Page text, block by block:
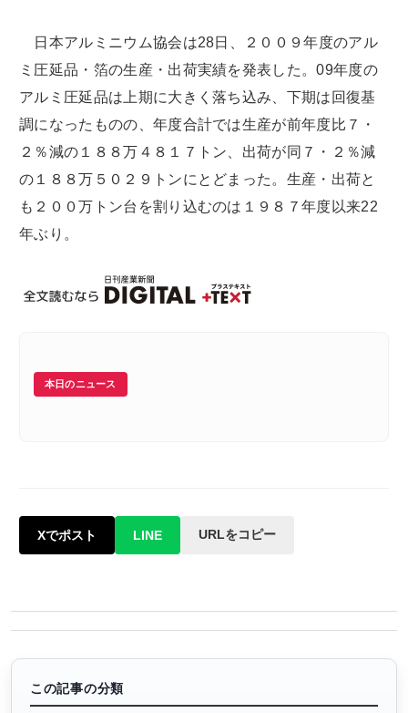
日本アルミニウム協会は28日、２００９年度のアル
ミ圧延品・箔の生産・出荷実績を発表した。09年度の
アルミ圧延品は上期に大きく落ち込み、下期は回復基
調になったものの、年度合計では生産が前年度比７・
２％減の１８８万４８１７トン、出荷が同７・２％減
の１８８万５０２９トンにとどまった。生産・出荷と
も２００万トン台を割り込むのは１９８７年度以来22
年ぶり。
本日のニュース
Xでポスト LINE URLをコピー
この記事の分類